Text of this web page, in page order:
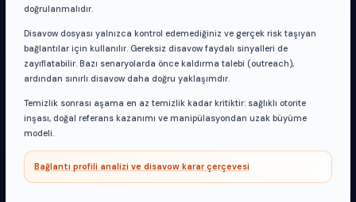
doğrulanmalıdır.
Disavow dosyası yalnızca kontrol edemediğiniz ve gerçek risk taşıyan
bağlantılar için kullanılır. Gereksiz disavow faydalı sinyalleri de
zayıflatabilir. Bazı senaryolarda önce kaldırma talebi (outreach),
ardından sınırlı disavow daha doğru yaklaşımdır.
Temizlik sonrası aşama en az temizlik kadar kritiktir: sağlıklı otorite
inşası, doğal referans kazanımı ve manipülasyondan uzak büyüme
modeli.
Bağlantı profili analizi ve disavow karar çerçevesi